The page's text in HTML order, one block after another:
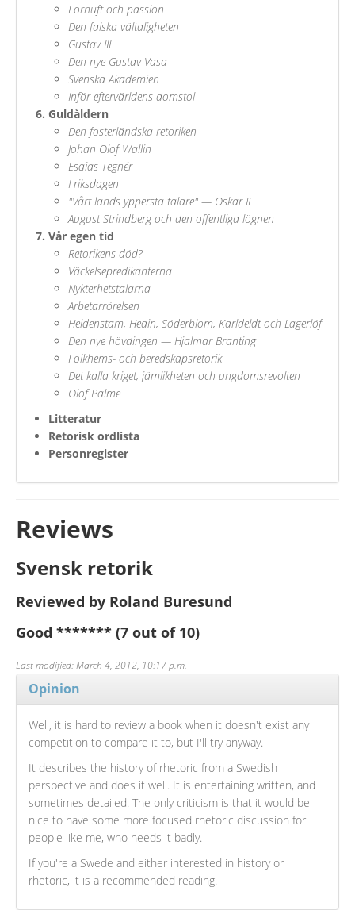
Förnuft och passion
Den falska vältaligheten
Gustav III
Den nye Gustav Vasa
Svenska Akademien
Inför eftervärldens domstol
Guldåldern
Den fosterländska retoriken
Johan Olof Wallin
Esaias Tegnér
I riksdagen
"Vårt lands yppersta talare" — Oskar II
August Strindberg och den offentliga lögnen
Vår egen tid
Retorikens död?
Väckelsepredikanterna
Nykterhetstalarna
Arbetarrörelsen
Heidenstam, Hedin, Söderblom, Karldeldt och Lagerlöf
Den nye hövdingen — Hjalmar Branting
Folkhems- och beredskapsretorik
Det kalla kriget, jämlikheten och ungdomsrevolten
Olof Palme
Litteratur
Retorisk ordlista
Personregister
Reviews
Svensk retorik
Reviewed by Roland Buresund
Good ******* (7 out of 10)
Last modified: March 4, 2012, 10:17 p.m.
Opinion
Well, it is hard to review a book when it doesn't exist any
competition to compare it to, but I'll try anyway.
It describes the history of rhetoric from a Swedish
perspective and does it well. It is entertaining written, and
sometimes detailed. The only criticism is that it would be
nice to have some more focused rhetoric discussion for
people like me, who needs it badly.
If you're a Swede and either interested in history or
rhetoric, it is a recommended reading.